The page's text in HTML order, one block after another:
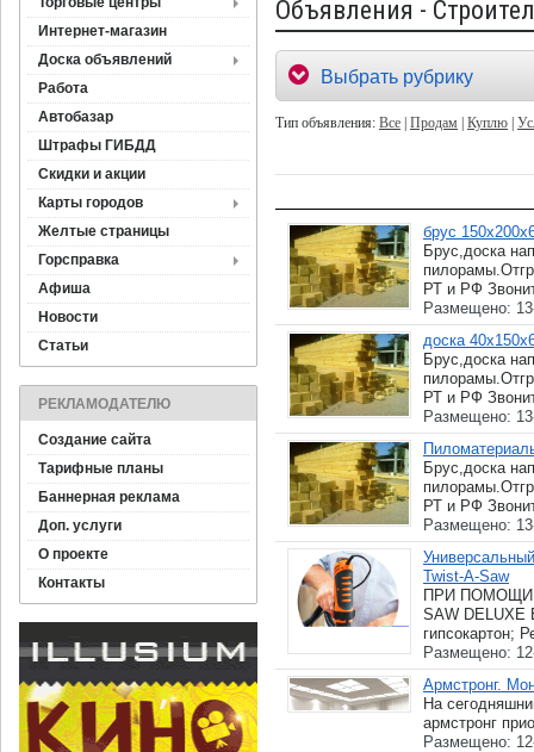
Интернет-магазин
Доска объявлений
Работа
Автобазар
Штрафы ГИБДД
Скидки и акции
Карты городов
Желтые страницы
Горсправка
Афиша
Новости
Статьи
РЕКЛАМОДАТЕЛЮ
Создание сайта
Тарифные планы
Баннерная реклама
Доп. услуги
О проекте
Контакты
Объявления -
Выбрать рубрику
Тип объявления: Все Продам Куплю
брус
Брус,доска
РТ и РФ
Размещено:
доска
Брус,доска
РТ и РФ
Размещено:
Брус,доска
РТ и РФ
Размещено:
Twist-A-Saw
ПРИ ПОМОЩИ
SAW
гипсокартон;
Размещено:
Армстронг.
На
армстронг
Размещено: